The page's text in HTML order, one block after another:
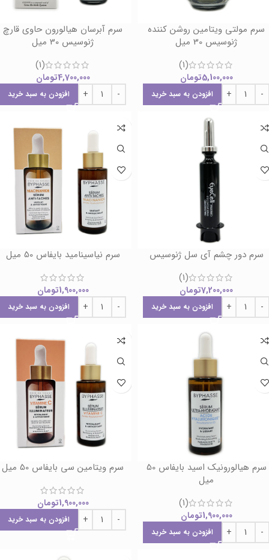
سرم مولتی ویتامین روشن کننده
ژنوسیس 30 میل
(1)
5,100,000تومان
افزودن به سبد خرید
سرم آبرسان هیالورون حاوی قارچ
ژنوسیس 30 میل
(1)
4,700,000تومان
افزودن به سبد خرید
سرم دور چشم آی سل ژنوسیس
(1)
7,200,000تومان
افزودن به سبد خرید
سرم نیاسینامید بایفاس 50 میل
1,900,000تومان
افزودن به سبد خرید
سرم هیالورونیک اسید بایفاس 50
میل
(1)
1,900,000تومان
افزودن به سبد خرید
سرم ویتامین سی بایفاس 50 میل
1,900,000تومان
افزودن به سبد خرید